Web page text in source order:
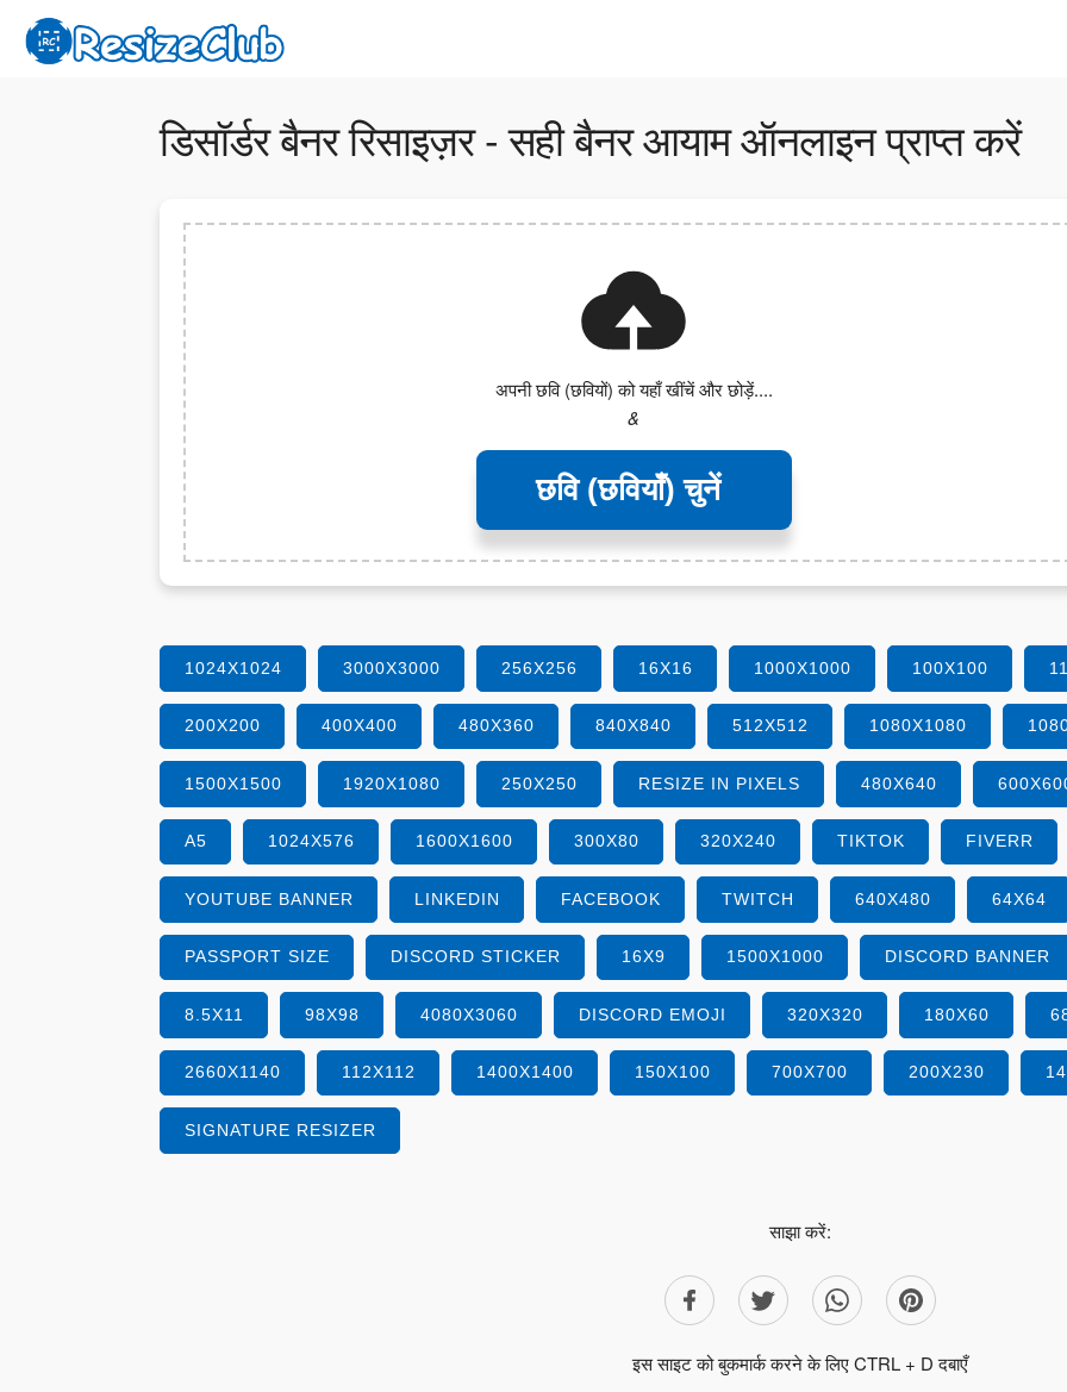
डिसॉर्डर बैनर रिसाइज़र - सही बैनर आयाम ऑनलाइन प्राप्त करें
अपनी छवि (छवियों) को यहाँ खींचें और छोड़ें....
&
छवि (छवियाँ) चुनें
1024X1024 3000X3000 256X256 16X16 1000X1000 100X100
200X200 400X400 480X360 840X840 512X512 1080X1080
1500X1500 1920X1080 250X250 RESIZE IN PIXELS 480X640
A5 1024X576 1600X1600 300X80 320X240 TIKTOK FIVERR
YOUTUBE BANNER LINKEDIN FACEBOOK TWITCH 640X480 64X64
PASSPORT SIZE DISCORD STICKER 16X9 1500X1000 DISCORD BANNER
8.5X11 98X98 4080X3060 DISCORD EMOJI 320X320 180X60
2660X1140 112X112 1400X1400 150X100 700X700 200X230
SIGNATURE RESIZER
साझा करें:
इस साइट को बुकमार्क करने के लिए CTRL + D दबाएँ